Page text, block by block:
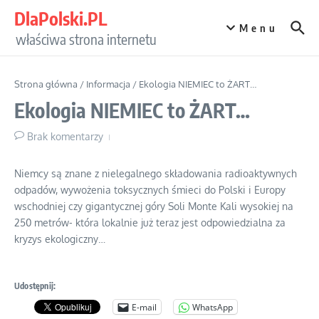
DlaPolski.PL
właściwa strona internetu
Menu
Strona główna / Informacja / Ekologia NIEMIEC to ŻART…
Ekologia NIEMIEC to ŻART…
Brak komentarzy
Niemcy są znane z nielegalnego składowania radioaktywnych
odpadów, wywożenia toksycznych śmieci do Polski i Europy
wschodniej czy gigantycznej góry Soli Monte Kali wysokiej na
250 metrów- która lokalnie już teraz jest odpowiedzialna za
kryzys ekologiczny…
Udostępnij:
E-mail WhatsApp